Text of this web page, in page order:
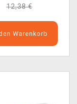
12,38 €
Warenkorb